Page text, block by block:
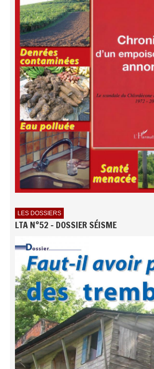
LES DOSSIERS
LTA N°52 - DOSSIER SÉISME